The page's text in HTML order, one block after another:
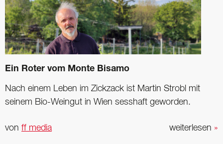
Ein Roter vom Monte Bisamo
Nach einem Leben im Zickzack ist Martin Strobl mit
seinem Bio-Weingut in Wien sesshaft geworden.
weiterlesen »
von ff media